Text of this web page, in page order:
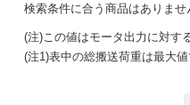
検索条件に合う商品はありませ
(注)この値はモータ出力に対す
(注1)表中の総搬送荷重は最大